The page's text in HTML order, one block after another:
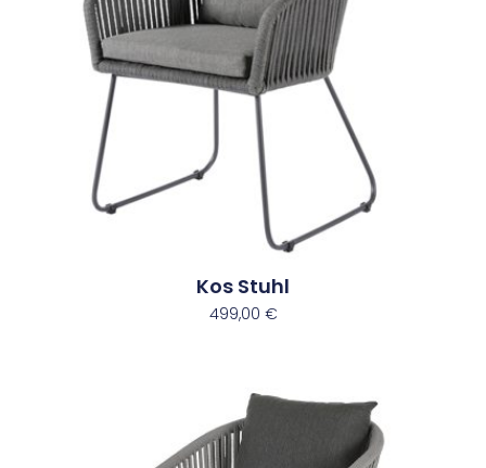
Kos Stuhl
499,00 €